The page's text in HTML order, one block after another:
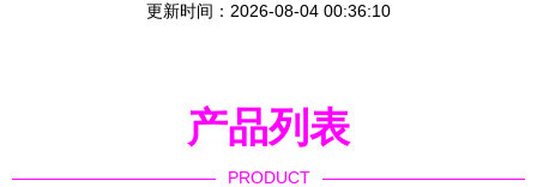
更新时间：2026-08-04 00:36:10
产品列表
PRODUCT